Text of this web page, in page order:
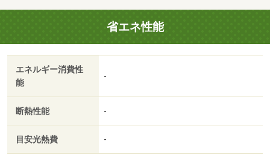
具付／駅徒歩１０分以内／フレッセイ新町店（スーパー）
まで４６６ｍ／セブンイレブン高崎新町笛木境店（コンビ
ニ）まで２２６ｍ／マルエドラッグ高崎新町店（ドラッグ
ストア）まで３４５ｍ／カインズホーム玉村店（ホームセ
ンター）まで２７８７ｍ／ＴＳＵＴＡＹＡタマムラブック
センター（レンタルビデオ）まで３２２７ｍ/賃貸戸数:8戸
省エネ性能
エネルギー消費性
能
-
断熱性能 -
目安光熱費 -